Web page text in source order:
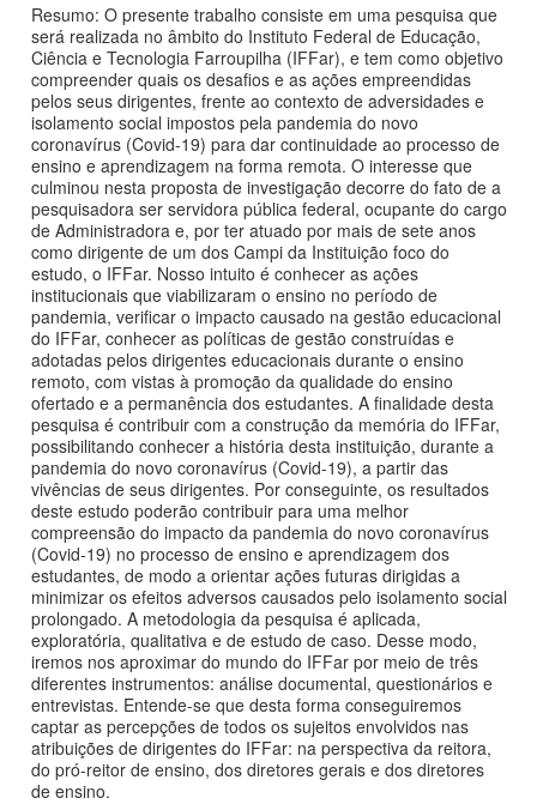
Resumo: O presente trabalho consiste em uma pesquisa que
será realizada no âmbito do Instituto Federal de Educação,
Ciência e Tecnologia Farroupilha (IFFar), e tem como objetivo
compreender quais os desafios e as ações empreendidas
pelos seus dirigentes, frente ao contexto de adversidades e
isolamento social impostos pela pandemia do novo
coronavírus (Covid-19) para dar continuidade ao processo de
ensino e aprendizagem na forma remota. O interesse que
culminou nesta proposta de investigação decorre do fato de a
pesquisadora ser servidora pública federal, ocupante do cargo
de Administradora e, por ter atuado por mais de sete anos
como dirigente de um dos Campi da Instituição foco do
estudo, o IFFar. Nosso intuito é conhecer as ações
institucionais que viabilizaram o ensino no período de
pandemia, verificar o impacto causado na gestão educacional
do IFFar, conhecer as políticas de gestão construídas e
adotadas pelos dirigentes educacionais durante o ensino
remoto, com vistas à promoção da qualidade do ensino
ofertado e a permanência dos estudantes. A finalidade desta
pesquisa é contribuir com a construção da memória do IFFar,
possibilitando conhecer a história desta instituição, durante a
pandemia do novo coronavírus (Covid-19), a partir das
vivências de seus dirigentes. Por conseguinte, os resultados
deste estudo poderão contribuir para uma melhor
compreensão do impacto da pandemia do novo coronavírus
(Covid-19) no processo de ensino e aprendizagem dos
estudantes, de modo a orientar ações futuras dirigidas a
minimizar os efeitos adversos causados pelo isolamento social
prolongado. A metodologia da pesquisa é aplicada,
exploratória, qualitativa e de estudo de caso. Desse modo,
iremos nos aproximar do mundo do IFFar por meio de três
diferentes instrumentos: análise documental, questionários e
entrevistas. Entende-se que desta forma conseguiremos
captar as percepções de todos os sujeitos envolvidos nas
atribuições de dirigentes do IFFar: na perspectiva da reitora,
do pró-reitor de ensino, dos diretores gerais e dos diretores
de ensino.